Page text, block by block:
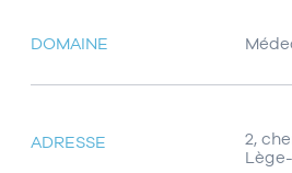
DOMAINE
ADRESSE
2,